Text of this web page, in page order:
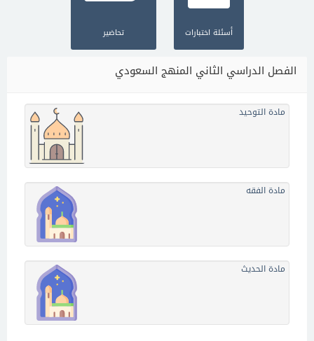
أسئلة اختبارات تحاضير
الفصل الدراسي الثاني المنهج السعودي
مادة التوحيد
مادة الفقه
مادة الحديث